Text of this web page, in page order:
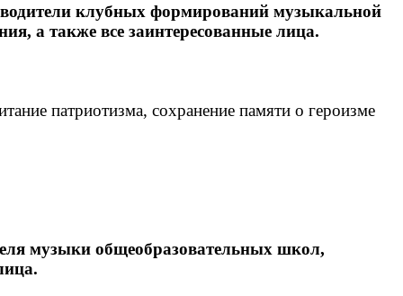
клубных формирований музыкальной
а также все заинтересованные лица.
патриотизма, сохранение памяти о героизме
музыки общеобразовательных школ,